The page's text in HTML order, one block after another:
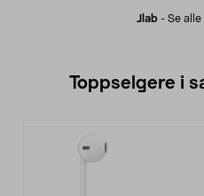
Jlab - Se alle
Toppselgere i